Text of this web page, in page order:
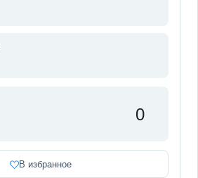
0
В избранное